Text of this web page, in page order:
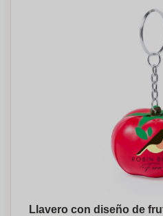
Llavero con diseño de